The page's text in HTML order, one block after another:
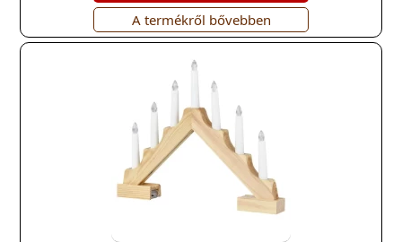
A termékről bővebben